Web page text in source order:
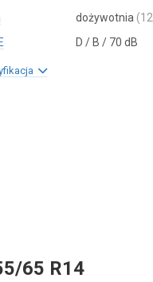
dożywotnia
D / B / 70 dB
65 R14